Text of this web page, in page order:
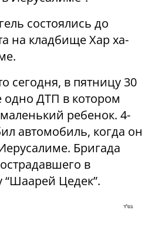
состоялись до
на кладбище Хар ха-
сегодня, в пятницу 30
ДТП в котором
ребенок. 4-
автомобиль, когда он
Бригада
в
Цедек”.